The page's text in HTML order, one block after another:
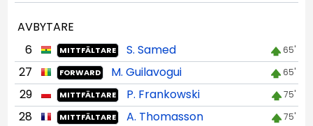
AVBYTARE
6
MITTFÄLTARE S. Samed 65'
27 FORWARD M. Guilavogui 65'
29 MITTFÄLTARE P. Frankowski 75'
28 MITTFÄLTARE A. Thomasson 75'